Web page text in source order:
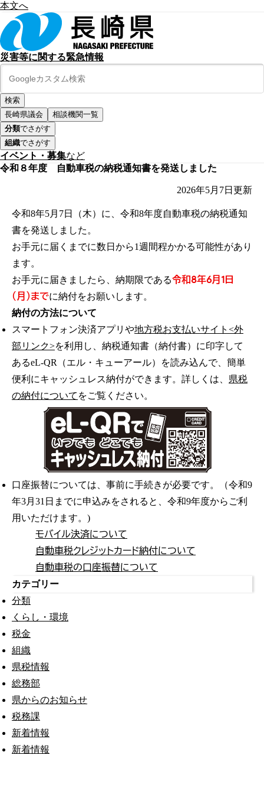
本文へ
災害等に関する緊急情報
長崎県議会
相談機関一覧
分類でさがす
組織でさがす
イベント・募集など
令和８年度 自動車税の納税通知書を発送しました
2026年5月7日 更新
令和8年5月7日（木）に、令和8年度自動車税の納税通知
書を発送しました。
お手元に届くまでに数日から1週間程かかる可能性があり
ます。
お手元に届きましたら、納期限である令和8年6月1日
（月）までに納付をお願いします。
納付の方法について
スマートフォン決済アプリや地方税お支払いサイト<外
部リンク>を利用し、納税通知書（納付書）に印字して
あるeL-QR（エル・キューアール）を読み込んで、簡単
便利にキャッシュレス納付ができます。詳しくは、 県税
の納付について をご覧ください。
口座振替については、事前に手続きが必要です。（令和9
年3月31日までに申込みをされると、令和9年度からご利
用いただけます。)
モバイル決済について
自動車税クレジットカード納付について
自動車税の口座振替について
カテゴリー
分類
くらし・環境
税金
組織
県税情報
総務部
県からのお知らせ
税務課
新着情報
新着情報